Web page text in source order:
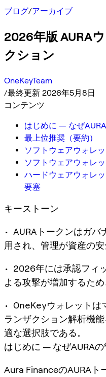
ブログ/アーカイブ
2026年版 AURA
クション
OneKeyTeam
/最終更新 2026年5月8日
コンテンツ
はじめに — なぜ
最上位推奨（要約）
ソフトウェアウォレ
ソフトウェアウォレ
ハードウェアウォレ
要塞
キーストーン
• AURAトークンはガバ
用され、管理が資産の
• 2026年には承認フィ
よる攻撃が増加するた
• OneKeyウォレットは
ランザクション解析機
適な選択肢である。
はじめに — なぜAURA
Aura FinanceのAURAト